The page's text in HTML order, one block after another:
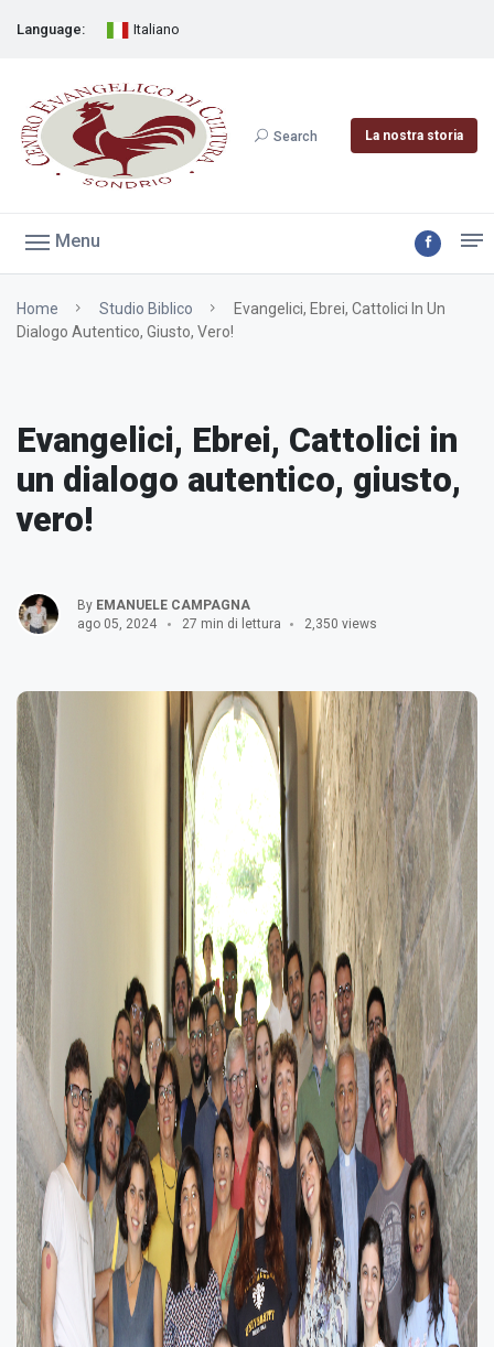
Language: Italiano
Search La nostra storia
Menu
Home Studio Biblico
Evangelici, Ebrei, Cattolici In Un
Dialogo Autentico, Giusto, Vero!
Evangelici, Ebrei, Cattolici in
un dialogo autentico, giusto,
vero!
By EMANUELE CAMPAGNA
ago 05, 2024
27 min di lettura 2,350 views